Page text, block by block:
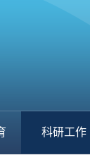
科研工作